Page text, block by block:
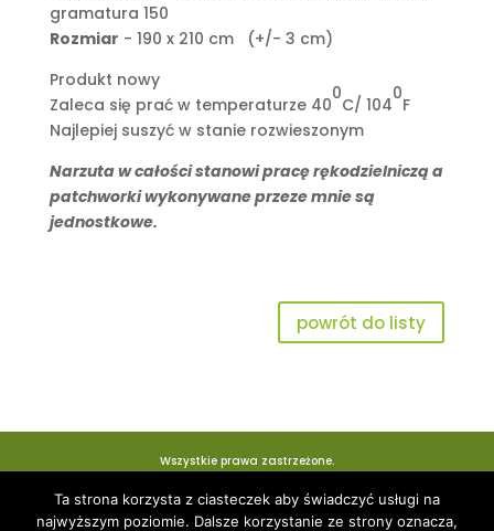
gramatura 150
Rozmiar - 190 x 210 cm (+/- 3 cm)
Produkt nowy
Zaleca się prać w temperaturze 40
0
C/ 104
0
F
Najlepiej suszyć w stanie rozwieszonym
Narzuta w całości stanowi pracę rękodzielniczą a
patchworki wykonywane przeze mnie są
jednostkowe.
powrót do listy
Wszystkie prawa zastrzeżone.
Ta strona korzysta z ciasteczek aby świadczyć usługi na
najwyższym poziomie. Dalsze korzystanie ze strony oznacza,